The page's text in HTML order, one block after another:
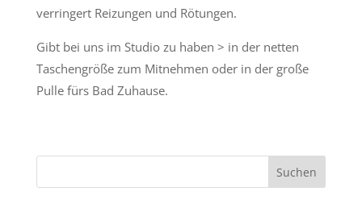
verringert Reizungen und Rötungen.
Gibt bei uns im Studio zu haben > in der netten
Taschengröße zum Mitnehmen oder in der große
Pulle fürs Bad Zuhause.